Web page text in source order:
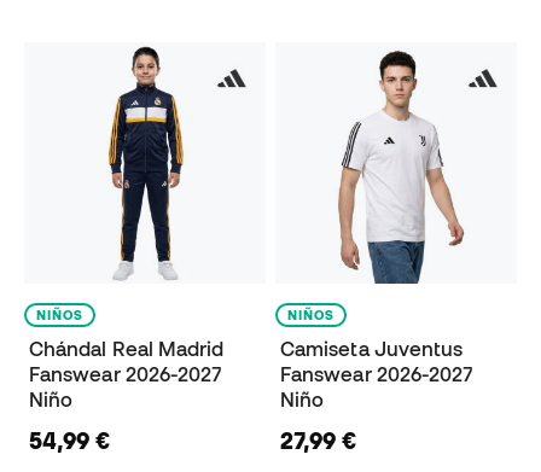
NIÑOS
Chándal Real Madrid
Fanswear 2026-2027
Niño
54,99 €
NIÑOS
Camiseta Juventus
Fanswear 2026-2027
Niño
27,99 €